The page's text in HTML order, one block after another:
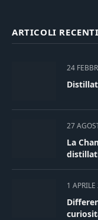
ARTICOLI RECENTI
24
27
La
1